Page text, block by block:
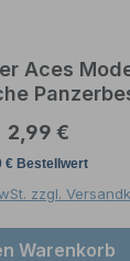
Aces
Regulärer
2,99 €
zzgl.
Warenkorb